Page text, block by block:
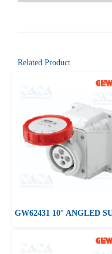
Related Product